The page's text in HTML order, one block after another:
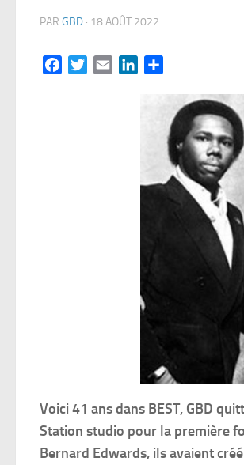
PAR GBD · 18 AOÛT 2022
FacebookTwitterEmail LinkedIn
Voici 41 ans dans BEST, GBD
Station studio pour la première
Bernard Edwards, ils avaient